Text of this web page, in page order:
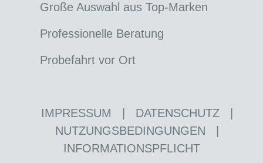
Große Auswahl aus Top-Marken
Professionelle Beratung
Probefahrt vor Ort
IMPRESSUM DATENSCHUTZ
NUTZUNGSBEDINGUNGEN
INFORMATIONSPFLICHT